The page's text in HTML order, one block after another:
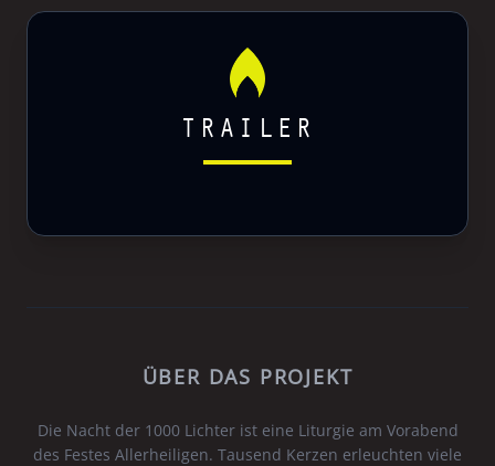
TRAILER
ÜBER DAS PROJEKT
Die Nacht der 1000 Lichter ist eine Liturgie am Vorabend
des Festes Allerheiligen. Tausend Kerzen erleuchten viele